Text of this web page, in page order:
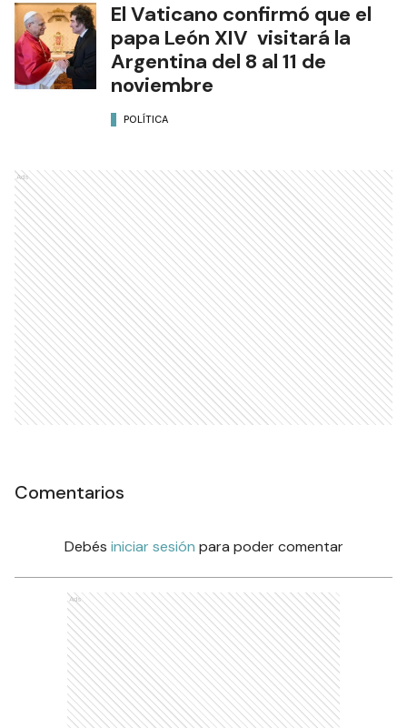
El Vaticano confirmó que el
papa León XIV visitará la
Argentina del 8 al 11 de
noviembre
POLÍTICA
Ads
Comentarios
Debés iniciar sesión para poder comentar
Ads